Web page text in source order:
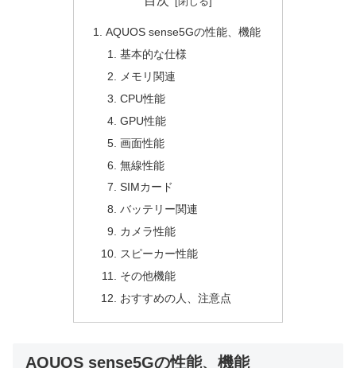
AQUOS sense5Gの性能、機能
基本的な仕様
メモリ関連
CPU性能
GPU性能
画面性能
無線性能
SIMカード
バッテリー関連
カメラ性能
スピーカー性能
その他機能
おすすめの人、注意点
AQUOS sense5Gの性能、機能